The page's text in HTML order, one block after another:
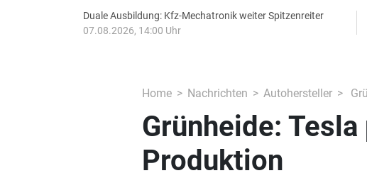
Duale Ausbildung: Kfz-Mechatronik weiter Spitzenreiter
07.08.2026, 14:00 Uhr
Home Nachrichten Autohersteller
Grünheide:
Produktion